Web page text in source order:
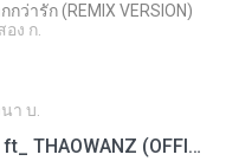
ว่ารัก (REMIX VERSION)
ง ก.
า บ.
SARAN - อยู่กับฉันก่อน ft_ THAOWANZ (OFFICIAL MV)